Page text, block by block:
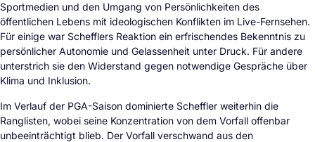
Sportmedien und den Umgang von Persönlichkeiten des
öffentlichen Lebens mit ideologischen Konflikten im Live-Fernsehen.
Für einige war Schefflers Reaktion ein erfrischendes Bekenntnis zu
persönlicher Autonomie und Gelassenheit unter Druck. Für andere
unterstrich sie den Widerstand gegen notwendige Gespräche über
Klima und Inklusion.
Im Verlauf der PGA-Saison dominierte Scheffler weiterhin die
Ranglisten, wobei seine Konzentration von dem Vorfall offenbar
unbeeinträchtigt blieb. Der Vorfall verschwand aus den